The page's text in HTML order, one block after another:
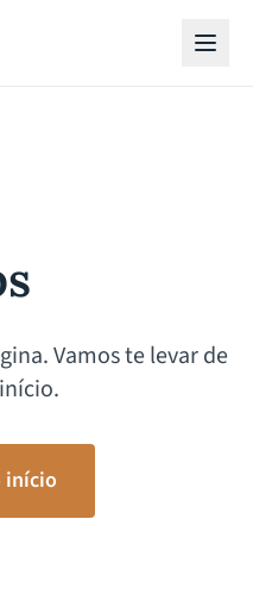
Vamos te levar de
início